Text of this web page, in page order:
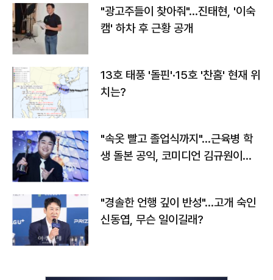
"광고주들이 찾아줘"…진태현, '이숙
캠' 하차 후 근황 공개
13호 태풍 '돌핀'·15호 '찬홈' 현재 위
치는?
"속옷 빨고 졸업식까지"…근육병 학
생 돌본 공익, 코미디언 김규원이었
"경솔한 언행 깊이 반성"…고개 숙인
신동엽, 무슨 일이길래?